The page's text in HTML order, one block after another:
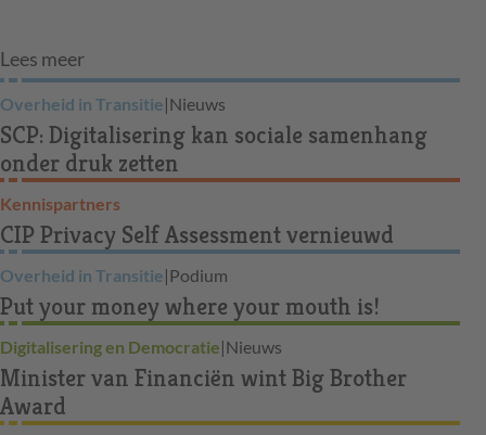
Lees meer
Overheid in Transitie|Nieuws
SCP: Digitalisering kan sociale samenhang
onder druk zetten
Kennispartners
CIP Privacy Self Assessment vernieuwd
Overheid in Transitie|Podium
Put your money where your mouth is!
Digitalisering en Democratie|Nieuws
Minister van Financiën wint Big Brother
Award